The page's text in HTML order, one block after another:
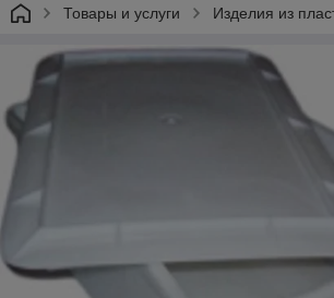
Товары и услуги Изделия из